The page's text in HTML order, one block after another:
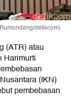
detikcom)
(ATR) atau
Harimurti
(IKN)
pembebasan